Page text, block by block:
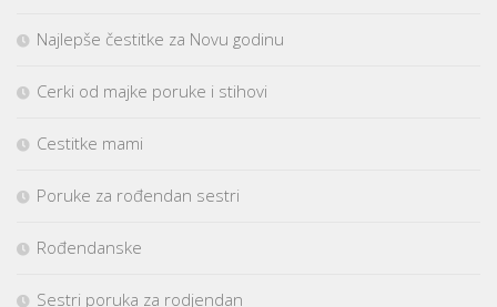
Najlepše čestitke za Novu godinu
Cerki od majke poruke i stihovi
Cestitke mami
Poruke za rođendan sestri
Rođendanske
Sestri poruka za rodjendan